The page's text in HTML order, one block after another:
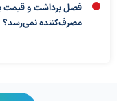
فصل برداشت و قیمت
مصرف‌کننده نمی‌رسد؟